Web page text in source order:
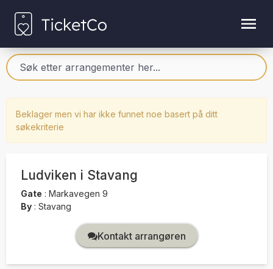
Beklager men vi har ikke funnet noe basert på ditt
søkekriterie
Ludviken i Stavang
Gate : Markavegen 9
By : Stavang
Kontakt arrangøren